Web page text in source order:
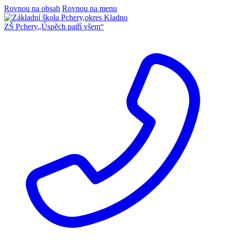
Rovnou na obsah Rovnou na menu
ZŠ Pchery„Úspěch patří všem“